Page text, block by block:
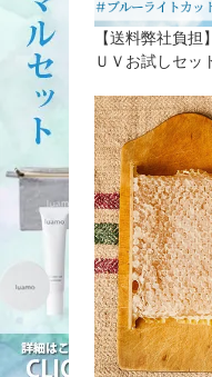
【送料弊社負
ＵＶお試しセッ